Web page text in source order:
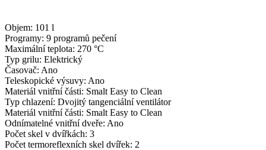
Objem: 101 l
Programy: 9 programů pečení
Maximální teplota: 270 °C
Typ grilu: Elektrický
Časovač: Ano
Teleskopické výsuvy: Ano
Materiál vnitřní části: Smalt Easy to Clean
Typ chlazení: Dvojitý tangenciální ventilátor
Materiál vnitřní části: Smalt Easy to Clean
Odnímatelné vnitřní dveře: Ano
Počet skel v dvířkách: 3
Počet termoreflexních skel dvířek: 2